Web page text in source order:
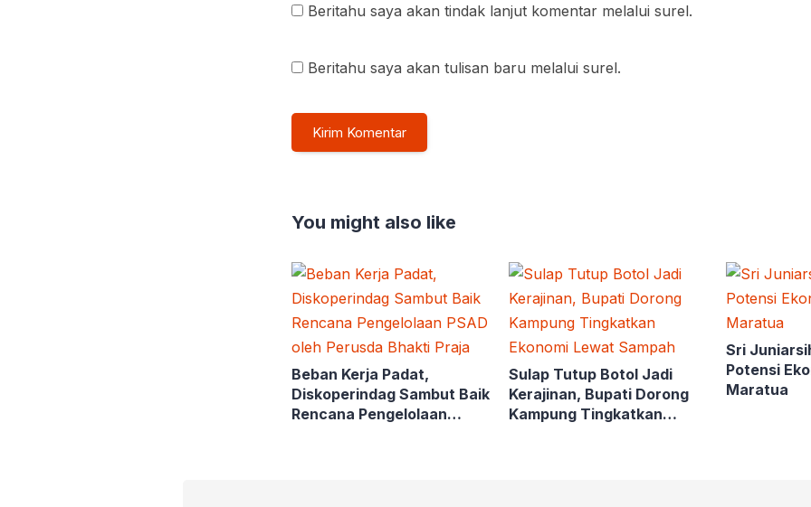
Beritahu saya akan tindak lanjut komentar melalui surel.
Beritahu saya akan tulisan baru melalui surel.
You might also like
Beban Kerja Padat,
Diskoperindag Sambut Baik
Rencana Pengelolaan
Sulap Tutup Botol Jadi
Kerajinan, Bupati Dorong
Kampung Tingkatkan
Sri
Potensi
Maratua